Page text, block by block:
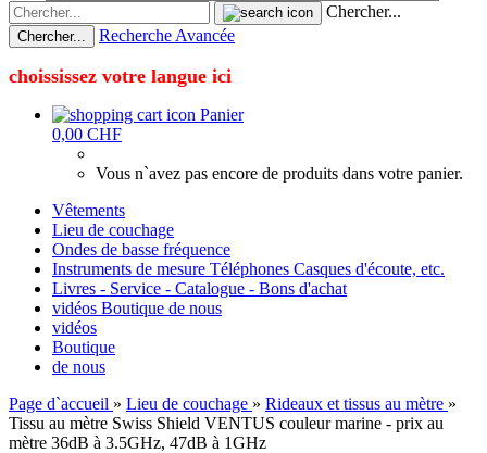
Chercher...
Chercher... Recherche Avancée
choississez votre langue ici
Panier
0,00 CHF
Vous n`avez pas encore de produits dans votre panier.
Vêtements
Lieu de couchage
Ondes de basse fréquence
Instruments de mesure Téléphones Casques d'écoute, etc.
Livres - Service - Catalogue - Bons d'achat
vidéos Boutique de nous
vidéos
Boutique
de nous
Page d`accueil » Lieu de couchage » Rideaux et tissus au mètre »
Tissu au mètre Swiss Shield VENTUS couleur marine - prix au
mètre 36dB à 3.5GHz, 47dB à 1GHz